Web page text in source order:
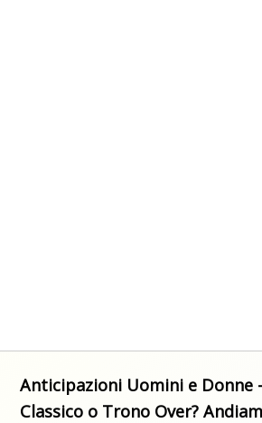
Anticipazioni Uomini e Donne
Classico o Trono Over?